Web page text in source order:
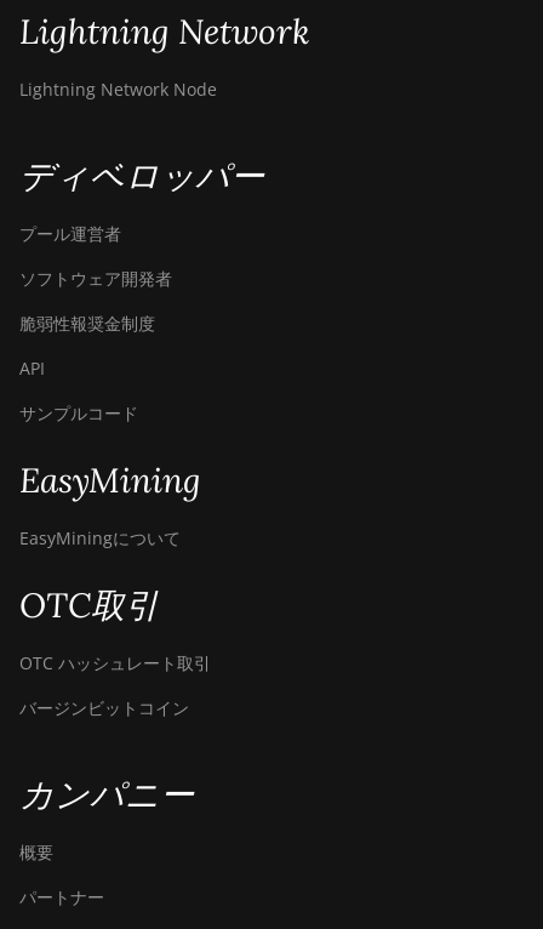
Lightning Network
Lightning Network Node
ディベロッパー
プール運営者
ソフトウェア開発者
脆弱性報奨金制度
API
サンプルコード
EasyMining
EasyMiningについて
OTC取引
OTC ハッシュレート取引
バージンビットコイン
カンパニー
概要
パートナー